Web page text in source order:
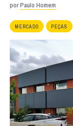
porPaulo Homem
MERCADO PEÇAS